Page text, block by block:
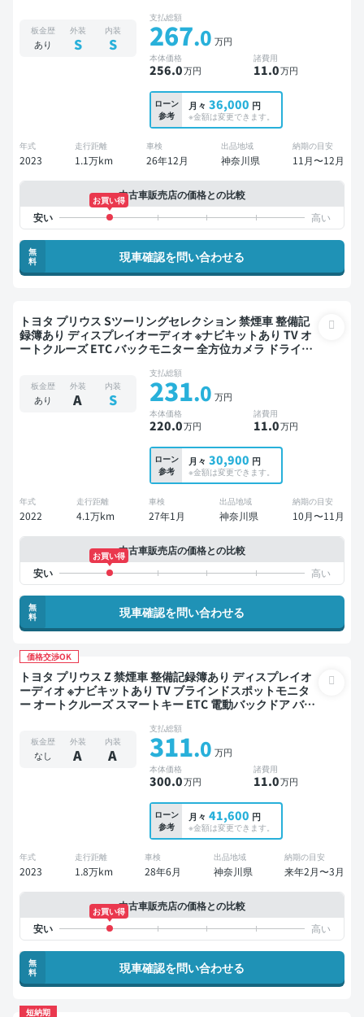
板金歴
あり
外装
S
内装
S
支払総額
267.0 万円
本体価格
256.0万円
諸費用
11.0万円
ローン
参考
月々 36,000 円
※金額は変更できます。
年式
2023
走行距離
1.1万km
車検
26年12月
出品地域
神奈川県
納期の目安
11月〜12月
中古車販売店の価格との比較
お買い得
無
料
現車確認を問い合わせる
トヨタ プリウス Sツーリングセレクション 禁煙車 整備記
録簿あり ディスプレイオーディオ ※ナビキットあり TV オ
ートクルーズ ETC バックモニター 全方位カメラ ドライブ
板金歴
あり
外装
A
内装
S
支払総額
231.0 万円
本体価格
220.0万円
諸費用
11.0万円
ローン
参考
月々 30,900 円
※金額は変更できます。
年式
2022
走行距離
4.1万km
車検
27年1月
出品地域
神奈川県
納期の目安
10月〜11月
中古車販売店の価格との比較
お買い得
無
料
現車確認を問い合わせる
価格交渉OK
トヨタ プリウス Z 禁煙車 整備記録簿あり ディスプレイオ
ーディオ ※ナビキットあり TV ブラインドスポットモニタ
ー オートクルーズ スマートキー ETC 電動バックドア バッ
板金歴
なし
外装
A
内装
A
支払総額
311.0 万円
本体価格
300.0万円
諸費用
11.0万円
ローン
参考
月々 41,600 円
※金額は変更できます。
年式
2023
走行距離
1.8万km
車検
28年6月
出品地域
神奈川県
納期の目安
来年2月〜3月
中古車販売店の価格との比較
お買い得
無
料
現車確認を問い合わせる
短納期